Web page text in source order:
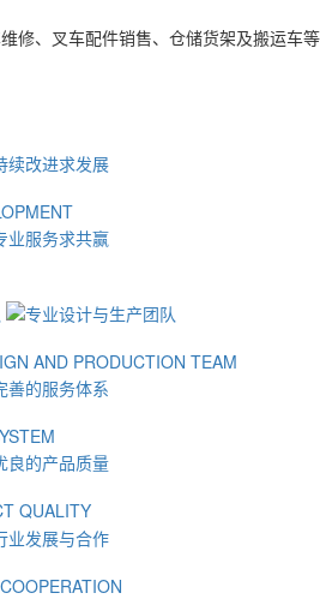
修、叉车配件销售、仓储货架及搬运车等
AND PRODUCTION TEAM
QUALITY